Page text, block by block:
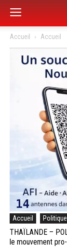
Accueil Accueil
Accueil Politique
THAÏLANDE –
le mouvement